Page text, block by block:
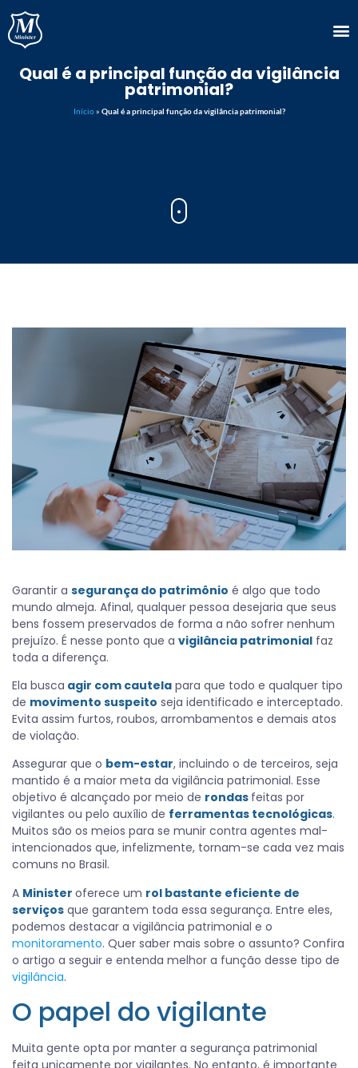
Qual é a principal função da vigilância
patrimonial?
Início » Qual é a principal função da vigilância patrimonial?
Garantir a segurança do patrimônio é algo que todo
mundo almeja. Afinal, qualquer pessoa desejaria que seus
bens fossem preservados de forma a não sofrer nenhum
prejuízo. É nesse ponto que a vigilância patrimonial faz
toda a diferença.
Ela busca agir com cautela para que todo e qualquer tipo
de movimento suspeito seja identificado e interceptado.
Evita assim furtos, roubos, arrombamentos e demais atos
de violação.
Assegurar que o bem-estar, incluindo o de terceiros, seja
mantido é a maior meta da vigilância patrimonial. Esse
objetivo é alcançado por meio de rondas feitas por
vigilantes ou pelo auxílio de ferramentas tecnológicas.
Muitos são os meios para se munir contra agentes mal-
intencionados que, infelizmente, tornam-se cada vez mais
comuns no Brasil.
A Minister oferece um rol bastante eficiente de
serviços que garantem toda essa segurança. Entre eles,
podemos destacar a vigilância patrimonial e o
monitoramento. Quer saber mais sobre o assunto? Confira
o artigo a seguir e entenda melhor a função desse tipo de
vigilância.
O papel do vigilante
Muita gente opta por manter a segurança patrimonial